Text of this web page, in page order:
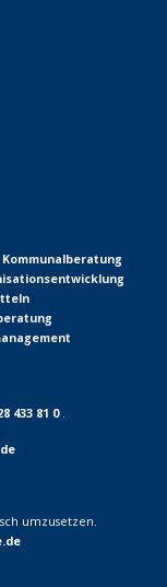
Kommunalberatung
433 81 0 .
umzusetzen.